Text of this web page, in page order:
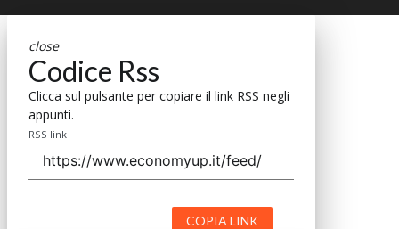
close
Codice Rss
Clicca sul pulsante per copiare il link RSS negli
appunti.
RSS link
COPIA LINK